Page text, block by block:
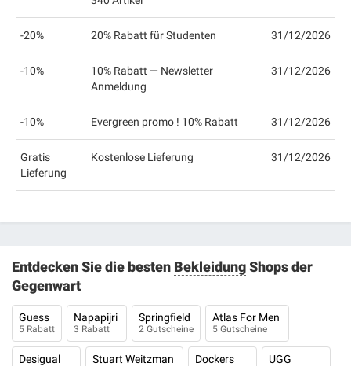
-20% 20% Rabatt für Studenten 31/12/2026
-10%
10% Rabatt — Newsletter
Anmeldung
31/12/2026
-10% Evergreen promo ! 10% Rabatt 31/12/2026
Gratis
Lieferung
Kostenlose Lieferung 31/12/2026
Entdecken Sie die besten BekleidungShops der
Gegenwart
Guess
5 Rabatt
Napapijri
3 Rabatt
Springfield
2 Gutscheine
Atlas For Men
5 Gutscheine
Desigual Stuart Weitzman Dockers UGG